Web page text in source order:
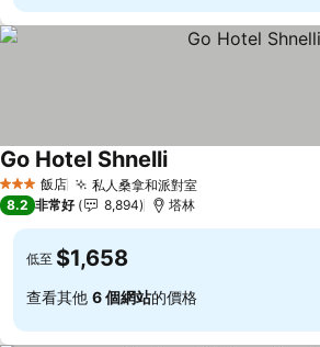
3 星級 飯店 私人桑拿和派對室查看價格
Go Hotel Shnelli查看價格
8.2 非常好 8,894 塔林
低至 $1,658
查看其他 6 個網站的價格